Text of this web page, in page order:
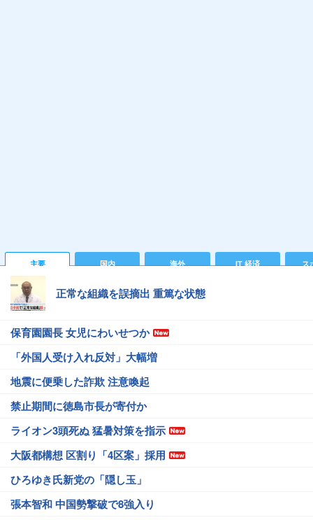
主要 国内 海外 IT 経済 ス
正常な組織を誤摘出 重篤な状態
保育園園長 女児にわいせつか
「外国人受け入れ反対」大幅増
地震に便乗した詐欺 注意喚起
禁止期間に徳島市長が寄付か
ライオン3頭死ぬ 猛暑対策を指示
大阪都構想 区割り「4区案」採用
ひろゆき氏新党の「隠し玉」
張本智和 中国勢撃破で8強入り